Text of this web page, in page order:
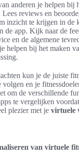
anderen je helpen bij
Lees reviews en
inzicht te krijgen in de
de app. Kijk naar de
en de algemene
helpen bij het maken
kun je de juiste
volgen en je
om de verschillende
te vergelijken
plezier met je virtuele
van virtuele